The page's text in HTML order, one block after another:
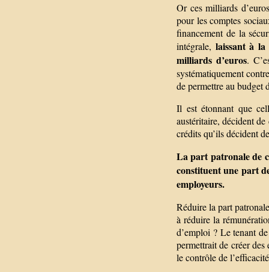
Or ces milliards
pour les comptes
financement de la
intégrale, laissant à
milliards d’euros.
systématiquement
de permettre au budget
Il est étonnant que
austéritaire, décident
crédits qu’ils décident
La part patronale de
constituent une part
employeurs.
Réduire la part
à réduire la
d’emploi ? Le tenant
permettrait de créer
le contrôle de